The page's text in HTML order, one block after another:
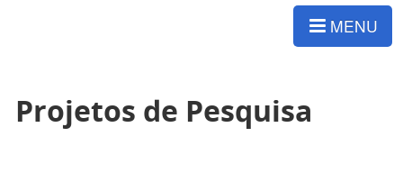
MENU
Projetos de Pesquisa